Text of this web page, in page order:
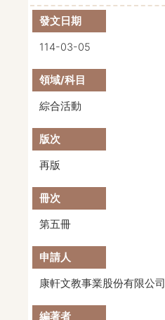
114-03-05
綜合活動
再版
第五冊
康軒文教事業股份有限公司